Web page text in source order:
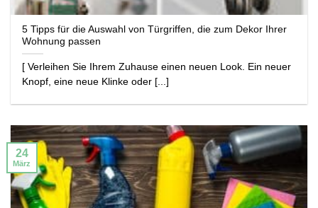
5 Tipps für die Auswahl von Türgriffen, die zum Dekor Ihrer
Wohnung passen
[ Verleihen Sie Ihrem Zuhause einen neuen Look. Ein neuer
Knopf, eine neue Klinke oder [...]
24
März